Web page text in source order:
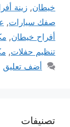
خيطان, زينة
صفك سيارات,
أفراح خيطان,
تنظيم حفلات,
أضف تعليق
تصنيفات